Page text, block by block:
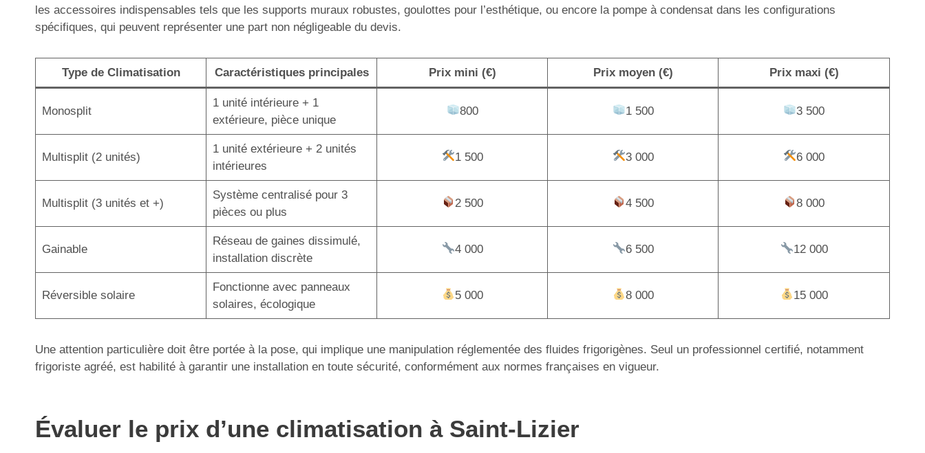
les accessoires indispensables tels que les supports muraux robustes, goulottes pour l’esthétique, ou encore la pompe à condensat dans les configurations
spécifiques, qui peuvent représenter une part non négligeable du devis.
Type de Climatisation Caractéristiques principales Prix mini (€) Prix moyen (€) Prix maxi (€)
Monosplit
1 unité intérieure + 1
extérieure, pièce unique
800 1 500 3 500
Multisplit (2 unités)
1 unité extérieure + 2 unités
intérieures
1 500 3 000 6 000
Multisplit (3 unités et +)
Système centralisé pour 3
pièces ou plus
2 500 4 500 8 000
Gainable
Réseau de gaines dissimulé,
installation discrète
4 000 6 500 12 000
Réversible solaire
Fonctionne avec panneaux
solaires, écologique
5 000 8 000 15 000
Une attention particulière doit être portée à la pose, qui implique une manipulation réglementée des fluides frigorigènes. Seul un professionnel certifié, notamment
frigoriste agréé, est habilité à garantir une installation en toute sécurité, conformément aux normes françaises en vigueur.
Évaluer le prix d’une climatisation à Saint-Lizier